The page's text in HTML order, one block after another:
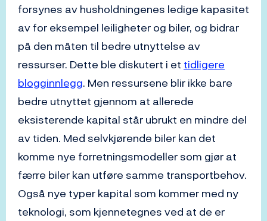
forsynes av husholdningenes ledige kapasitet
av for eksempel leiligheter og biler, og bidrar
på den måten til bedre utnyttelse av
ressurser. Dette ble diskutert i et tidligere
blogginnlegg. Men ressursene blir ikke bare
bedre utnyttet gjennom at allerede
eksisterende kapital står ubrukt en mindre del
av tiden. Med selvkjørende biler kan det
komme nye forretningsmodeller som gjør at
færre biler kan utføre samme transportbehov.
Også nye typer kapital som kommer med ny
teknologi, som kjennetegnes ved at de er